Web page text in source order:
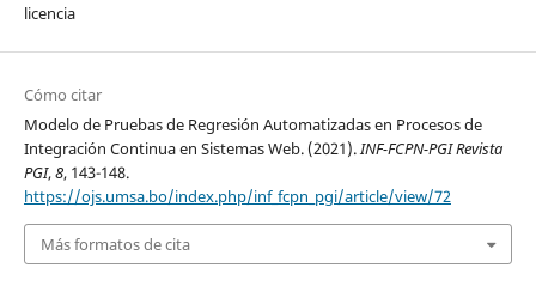
licencia
Cómo citar
Modelo de Pruebas de Regresión Automatizadas en Procesos de
Integración Continua en Sistemas Web. (2021). INF-FCPN-PGI Revista
PGI,8, 143-148.
https://ojs.umsa.bo/index.php/inf_fcpn_pgi/article/view/72
Más formatos de cita